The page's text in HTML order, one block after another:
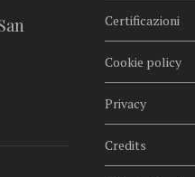
Certificazioni
Cookie policy
Privacy
Credits